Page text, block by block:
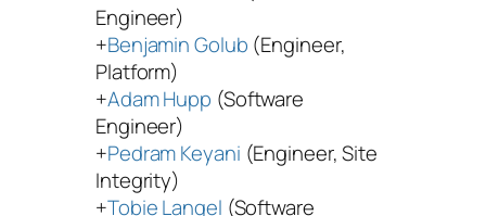
Engineer)
+Benjamin Golub (Engineer,
Platform)
+Adam Hupp (Software
Engineer)
+Pedram Keyani (Engineer, Site
Integrity)
+Tobie Langel (Software